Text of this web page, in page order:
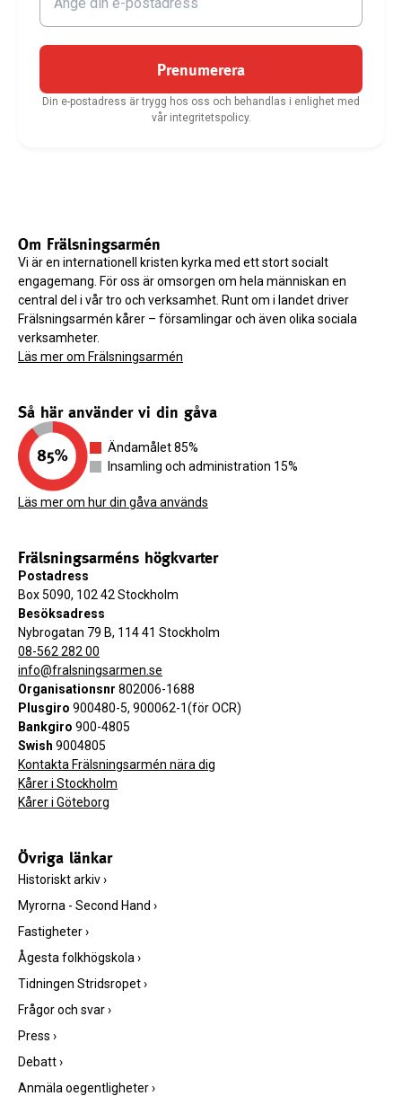
Prenumerera
Din e-postadress är trygg hos oss och behandlas i enlighet med
vår integritetspolicy.
Om Frälsningsarmén
Vi är en internationell kristen kyrka med ett stort socialt
engagemang. För oss är omsorgen om hela människan en
central del i vår tro och verksamhet. Runt om i landet driver
Frälsningsarmén kårer – församlingar och även olika sociala
verksamheter.
Läs mer om Frälsningsarmén
Så här använder vi din gåva
Ändamålet 85%
Insamling och administration 15%
Läs mer om hur din gåva används
Frälsningsarméns högkvarter
Postadress
Box 5090, 102 42 Stockholm
Besöksadress
Nybrogatan 79 B, 114 41 Stockholm
08-562 282 00
info@fralsningsarmen.se
Organisationsnr 802006-1688
Plusgiro 900480-5, 900062-1(för OCR)
Bankgiro 900-4805
Swish 9004805
Kontakta Frälsningsarmén nära dig
Kårer i Stockholm
Kårer i Göteborg
Övriga länkar
Historiskt arkiv›
Myrorna - Second Hand ›
Fastigheter›
Ågesta folkhögskola›
Tidningen Stridsropet›
Frågor och svar›
Press ›
Debatt›
Anmäla oegentligheter›